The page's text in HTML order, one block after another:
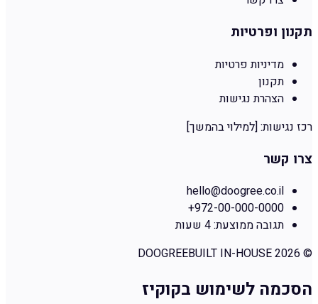
תקנון ופרטיות
מדיניות פרטיות
תקנון
הצהרת נגישות
רכז נגישות: [למילוי בהמשך]
צרו קשר
hello@doogree.co.il
+972-00-000-0000
תגובה ממוצעת:4 שעות
©
2026
DOOGREEBUILT IN-HOUSE
הסכמה לשימוש בקוקיז